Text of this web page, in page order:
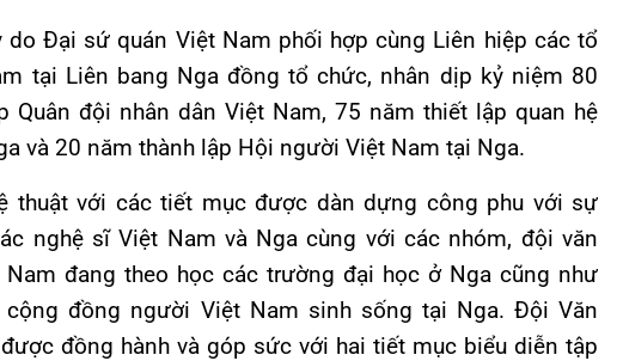
do Đại sứ quán Việt Nam phối hợp cùng Liên hiệp các tổ
tại Liên bang Nga đồng tổ chức, nhân dịp kỷ niệm 80
Quân đội nhân dân Việt Nam, 75 năm thiết lập quan hệ
và 20 năm thành lập Hội người Việt Nam tại Nga.
thuật với các tiết mục được dàn dựng công phu với sự
nghệ sĩ Việt Nam và Nga cùng với các nhóm, đội văn
Nam đang theo học các trường đại học ở Nga cũng như
cộng đồng người Việt Nam sinh sống tại Nga. Đội Văn
đồng hành và góp sức với hai tiết mục biểu diễn tập